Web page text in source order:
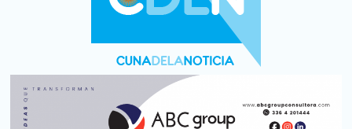
Central venció 1 a 0 al River de Coudet en el Monumental
Pullaro mejora sus relaciones con el Gobierno nacional